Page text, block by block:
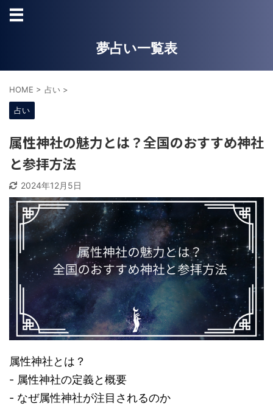
夢占い一覧表
HOME > 占い >
占い
属性神社の魅力とは？全国のおすすめ神社
と参拝方法
2024年12月5日
属性神社とは？
- 属性神社の定義と概要
- なぜ属性神社が注目されるのか